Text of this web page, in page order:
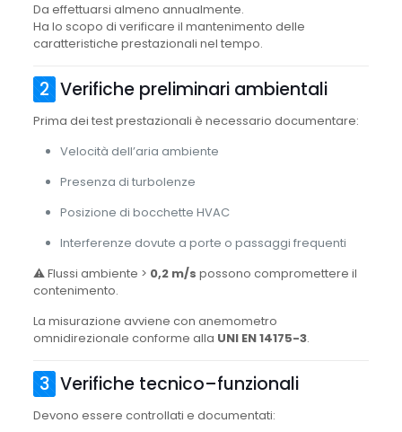
Da effettuarsi almeno annualmente.
Ha lo scopo di verificare il mantenimento delle
caratteristiche prestazionali nel tempo.
2 Verifiche preliminari ambientali
Prima dei test prestazionali è necessario documentare:
Velocità dell’aria ambiente
Presenza di turbolenze
Posizione di bocchette HVAC
Interferenze dovute a porte o passaggi frequenti
⚠ Flussi ambiente > 0,2 m/s possono compromettere il
contenimento.
La misurazione avviene con anemometro
omnidirezionale conforme alla UNI EN 14175-3.
3 Verifiche tecnico–funzionali
Devono essere controllati e documentati: